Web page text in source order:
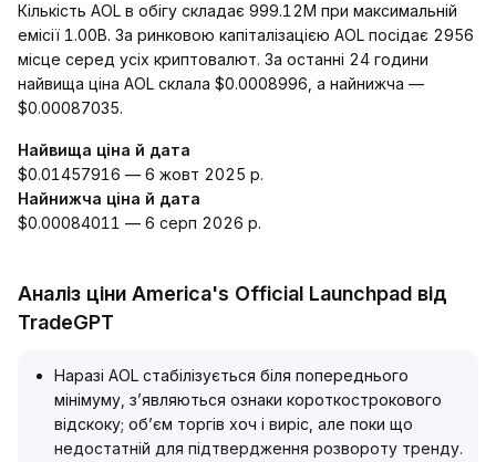
Кількість AOL в обігу складає 999.12M при максимальній
емісії 1.00B. За ринковою капіталізацією AOL посідає 2956
місце серед усіх криптовалют. За останні 24 години
найвища ціна AOL склала $0.0008996, а найнижча —
$0.00087035.
Найвища ціна й дата
$0.01457916 — 6 жовт 2025 р.
Найнижча ціна й дата
$0.00084011 — 6 серп 2026 р.
Аналіз ціни America's Official Launchpad від
TradeGPT
Наразі AOL стабілізується біля попереднього
мінімуму, з’являються ознаки короткострокового
відскоку; об’єм торгів хоч і виріс, але поки що
недостатній для підтвердження розвороту тренду.